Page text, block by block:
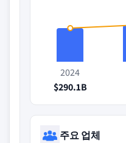
2024
$290.1B
주요 업체